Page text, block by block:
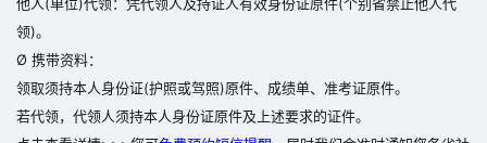
领)。
Ø 携带资料：
领取须持本人身份证(护照或驾照)原件、成绩单、准考证原件。
若代领，代领人须持本人身份证原件及上述要求的证件。